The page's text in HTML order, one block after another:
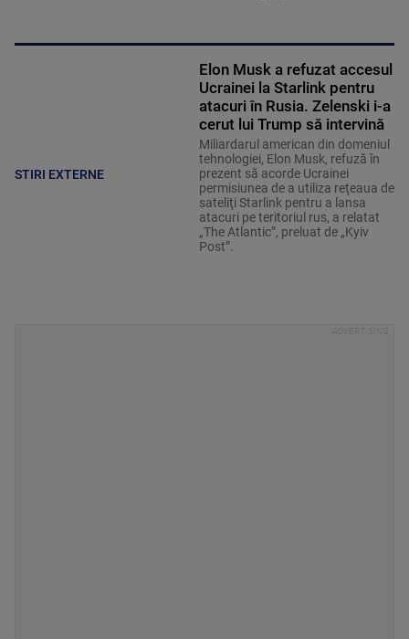
STIRI EXTERNE
Elon Musk a refuzat accesul
Ucrainei la Starlink pentru
atacuri în Rusia. Zelenski i-a
cerut lui Trump să intervină
Miliardarul american din domeniul
tehnologiei, Elon Musk, refuză în
prezent să acorde Ucrainei
permisiunea de a utiliza reţeaua de
sateliţi Starlink pentru a lansa
atacuri pe teritoriul rus, a relatat
„The Atlantic”, preluat de „Kyiv
Post”.